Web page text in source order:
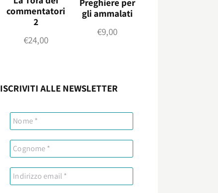
commentatori
2
€24,00
gli ammalati
€9,00
ISCRIVITI ALLE NEWSLETTER